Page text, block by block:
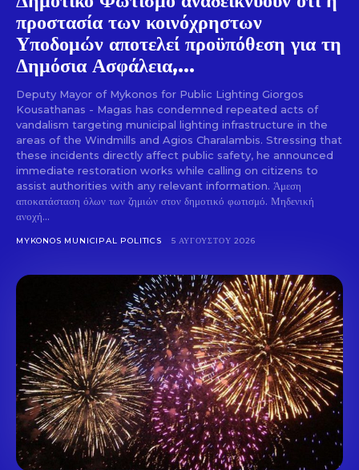
Don't miss
out!
Sing up for our newsletter
to stay in the loop.
SUBSCRIBE
προστασία των κοινόχρηστων
Υποδομών αποτελεί προϋπόθεση για τη
Δημόσια Ασφάλεια,...
Deputy Mayor of Mykonos for Public Lighting Giorgos
Kousathanas - Magas has condemned repeated acts of
vandalism targeting municipal lighting infrastructure in the
areas of the Windmills and Agios Charalambis. Stressing that
these incidents directly affect public safety, he announced
immediate restoration works while calling on citizens to
assist authorities with any relevant information. Άμεση
αποκατάσταση όλων των ζημιών στον δημοτικό φωτισμό. Μηδενική
ανοχή...
MYKONOS MUNICIPAL POLITICS 5 ΑΥΓΟΎΣΤΟΥ 2026